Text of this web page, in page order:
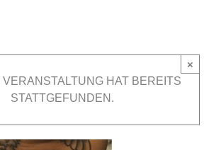
VERANSTALTUNG HAT BEREITS
STATTGEFUNDEN.
×